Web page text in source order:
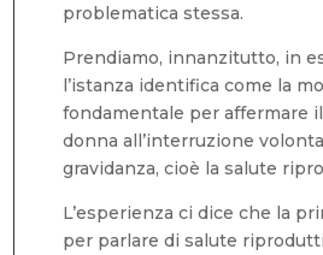
problematica stessa.
Prendiamo, innanzitutto, in
l’istanza identifica come la
fondamentale per affermare
donna all’interruzione
gravidanza, cioè la salute
L’esperienza ci dice che la
per parlare di salute